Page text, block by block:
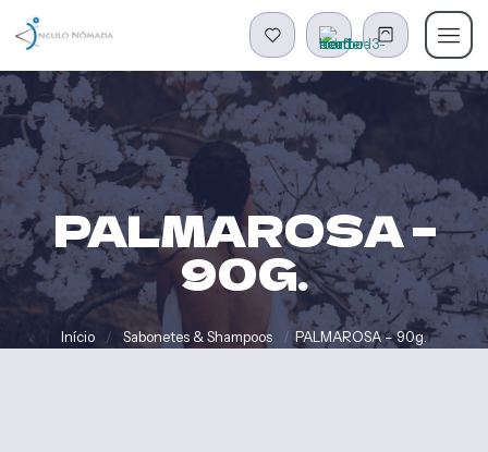
PALMAROSA –
90G.
Início / Sabonetes & Shampoos / PALMAROSA – 90g.